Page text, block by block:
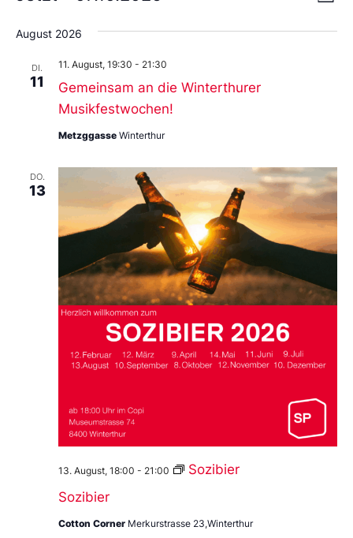
Sie
das
aus.
August 2026
DI.
11
Gemeinsam an die Winterthurer
Musikfestwochen!
11. August, 19:30 - 21:30
Metzggasse Winterthur
DO.
13
Sozibier
13. August, 18:00 - 21:00 Sozibier
Cotton Corner Merkurstrasse 23,Winterthur